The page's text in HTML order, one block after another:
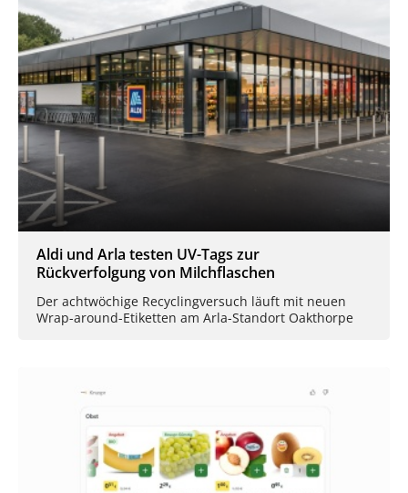
Aldi und Arla testen UV-Tags zur
Rückverfolgung von Milchflaschen
Der achtwöchige Recyclingversuch läuft mit neuen
Wrap-around-Etiketten am Arla-Standort Oakthorpe